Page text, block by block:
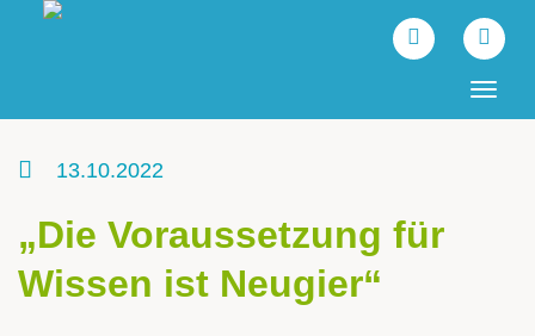
13.10.2022
„Die Voraussetzung für
Wissen ist Neugier“